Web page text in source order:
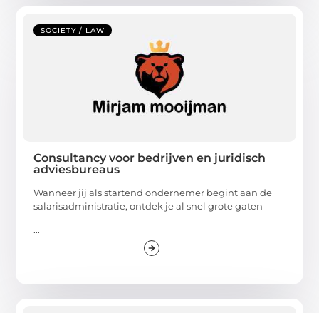
SOCIETY / LAW
Consultancy voor bedrijven en juridisch
adviesbureaus
Wanneer jij als startend ondernemer begint aan de
salarisadministratie, ontdek je al snel grote gaten
...